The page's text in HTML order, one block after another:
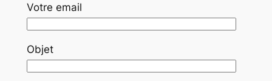
Votre email
Objet